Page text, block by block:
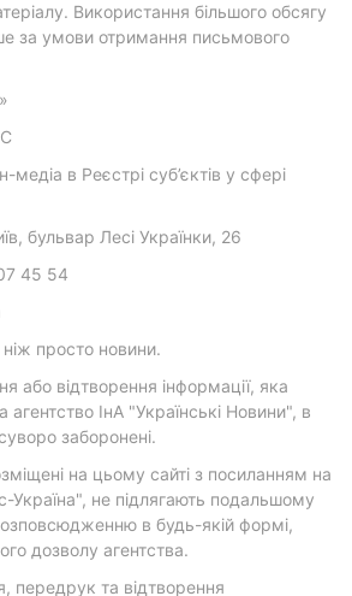
Використання більшого обсягу
за умови отримання письмового
медіа в Реєстрі суб’єктів у сфері
бульвар Лесі Українки, 26
45 54
просто новини.
або відтворення інформації, яка
агентство ІнА "Українські Новини", в
заборонені.
на цьому сайті з посиланням на
Україна", не підлягають подальшому
в будь-якій формі,
дозволу агентства.
передрук та відтворення